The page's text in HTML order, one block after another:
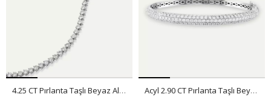
4.25 CT Pırlanta Taşlı Beyaz Altın Suyolu Bileklik Acyl 2.90 CT Pırlanta Taşlı Beyaz Altın Kelepçe